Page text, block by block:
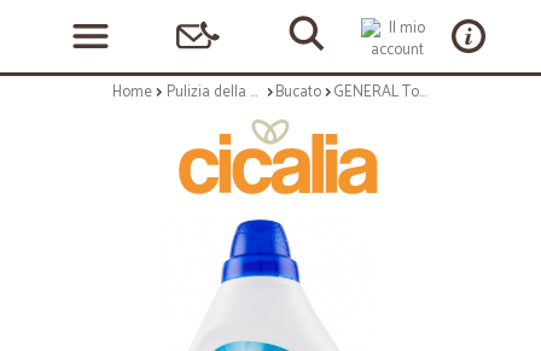
Home Pulizia della casa Bucato GENERAL Total Freschezza 950 ml. - 19 lavaggi